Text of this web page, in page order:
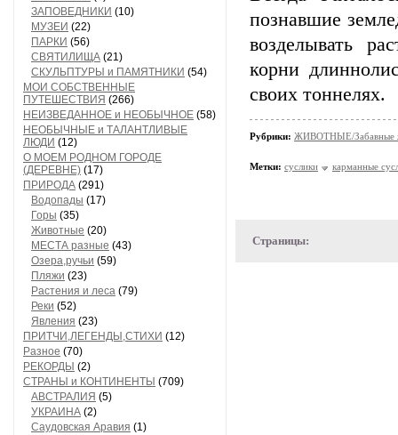
ЗАПОВЕДНИКИ (10)
МУЗЕИ (22)
ПАРКИ (56)
СВЯТИЛИЩА (21)
СКУЛЬПТУРЫ и ПАМЯТНИКИ (54)
МОИ СОБСТВЕННЫЕ
ПУТЕШЕСТВИЯ (266)
НЕИЗВЕДАННОЕ и НЕОБЫЧНОЕ (58)
НЕОБЫЧНЫЕ и ТАЛАНТЛИВЫЕ
ЛЮДИ (12)
О МОЕМ РОДНОМ ГОРОДЕ
(ДЕРЕВНЕ) (17)
ПРИРОДА (291)
Водопады (17)
Горы (35)
Животные (20)
МЕСТА разные (43)
Озера,ручьи (59)
Пляжи (23)
Растения и леса (79)
Реки (52)
Явления (23)
ПРИТЧИ,ЛЕГЕНДЫ,СТИХИ (12)
Разное (70)
РЕКОРДЫ (2)
СТРАНЫ и КОНТИНЕНТЫ (709)
АВСТРАЛИЯ (5)
УКРАИНА (2)
Саудовская Аравия (1)
познавшие
возделывать
корни
своих тоннелях.
Рубрики: ЖИВОТНЫЕ/Забавные
Метки: суслики карманные
Страницы: